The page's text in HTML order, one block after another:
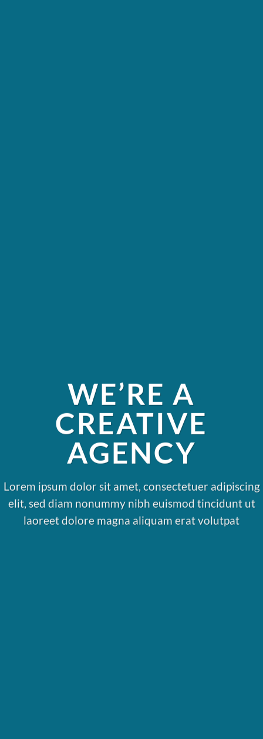
WE’RE A
CREATIVE
AGENCY
Lorem ipsum dolor sit amet, consectetuer adipiscing
elit, sed diam nonummy nibh euismod tincidunt ut
laoreet dolore magna aliquam erat volutpat